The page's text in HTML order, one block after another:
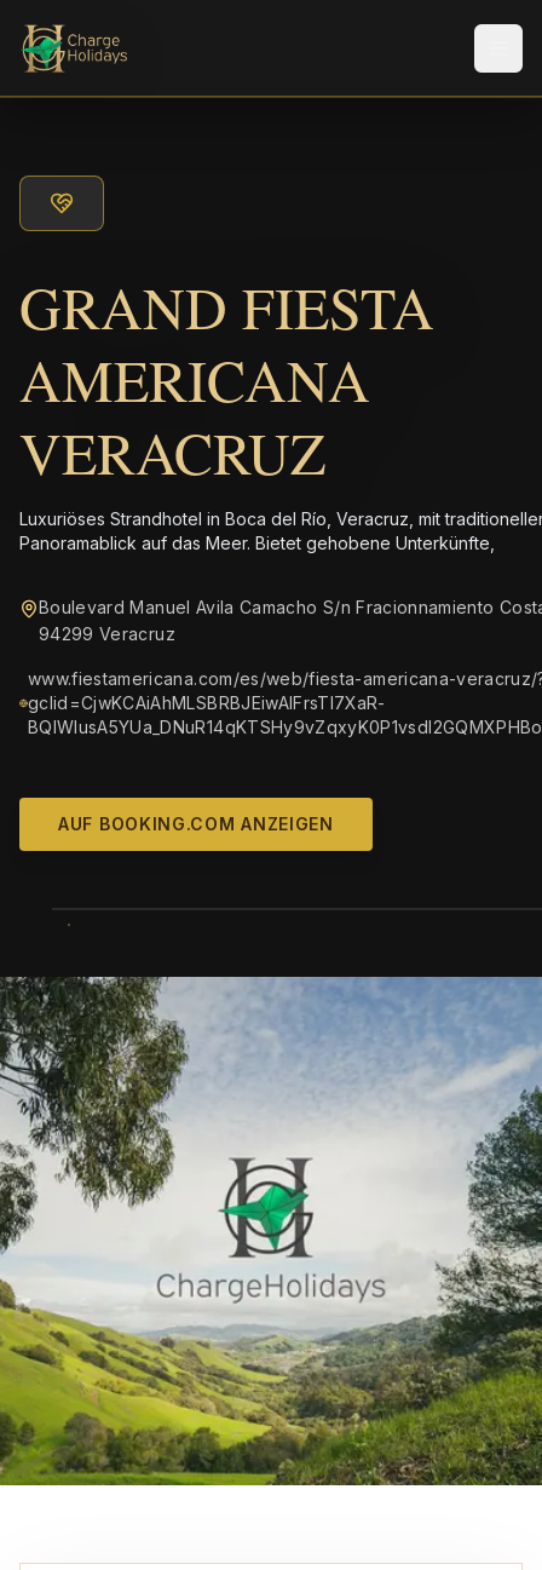
GRAND FIESTA
AMERICANA
VERACRUZ
Luxuriöses Strandhotel in Boca del Río, Veracruz, mit
Panoramablick auf das Meer. Bietet gehobene Unterkünfte,
Boulevard Manuel Avila Camacho S/n Fracionnamiento
94299 Veracruz
www.fiestamericana.com/es/web/fiesta-americana-veracruz/
gclid=CjwKCAiAhMLSBRBJEiwAlFrsTl7XaR-
AUF BOOKING.COM ANZEIGEN